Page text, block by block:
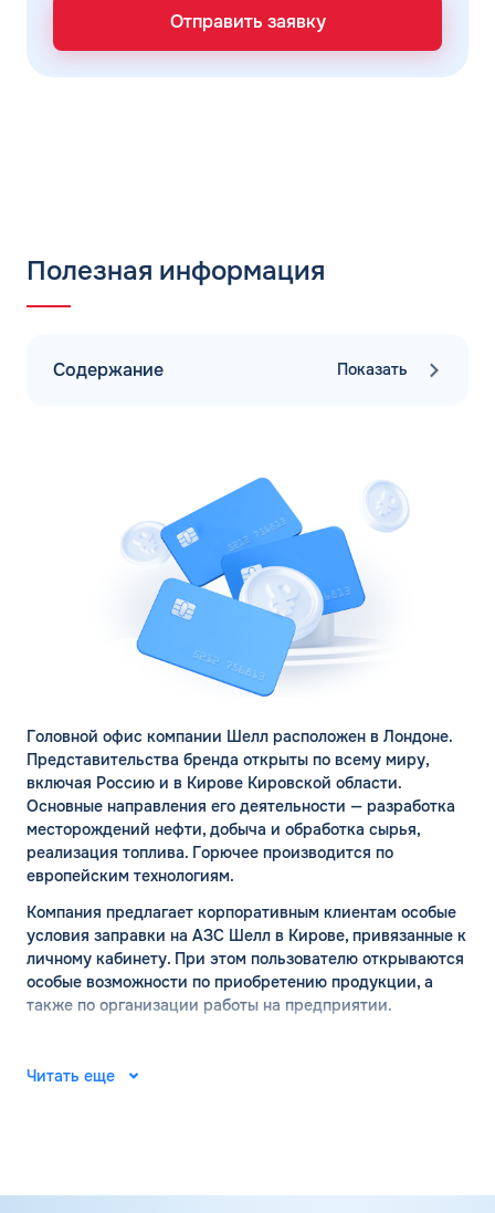
Отправить заявку
Полезная информация
Содержание Показать
Головной офис компании Шелл расположен в Лондоне.
Представительства бренда открыты по всему миру,
включая Россию и в Кирове Кировской области.
Основные направления его деятельности — разработка
месторождений нефти, добыча и обработка сырья,
реализация топлива. Горючее производится по
европейским технологиям.
Компания предлагает корпоративным клиентам особые
условия заправки на АЗС Шелл в Кирове, привязанные к
личному кабинету. При этом пользователю открываются
особые возможности по приобретению продукции, а
также по организации работы на предприятии.
официальный сайт
первая точка по продаже бензина. А на сегодняшний
Читать еще